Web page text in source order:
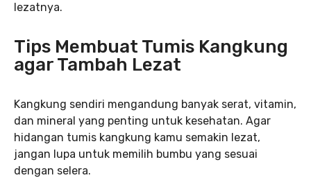
lezatnya.
Tips Membuat Tumis Kangkung
agar Tambah Lezat
Kangkung sendiri mengandung banyak serat, vitamin,
dan mineral yang penting untuk kesehatan. Agar
hidangan tumis kangkung kamu semakin lezat,
jangan lupa untuk memilih bumbu yang sesuai
dengan selera.